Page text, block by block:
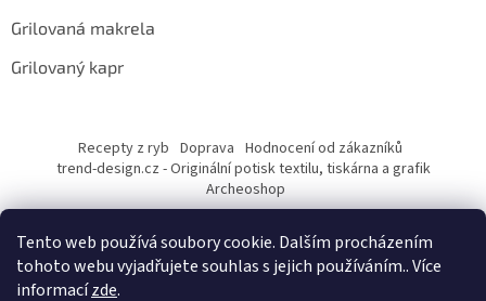
Tento web používá soubory cookie. Dalším procházením
tohoto webu vyjadřujete souhlas s jejich používáním.. Více
informacízde.
Grilovaná makrela
Grilovaný kapr
Recepty z ryb Doprava Hodnocení od zákazníků
trend-design.cz - Originální potisk textilu, tiskárna a grafik
Archeoshop